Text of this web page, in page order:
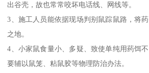
出谷壳，故也常常咬坏电话线、网线等。
3、施工人员能依据现场判别鼠踪鼠路，将
之地。
4、小家鼠食量小、多疑、致使单纯用药饵
要辅以鼠笼、粘鼠胶等物理防治办法。